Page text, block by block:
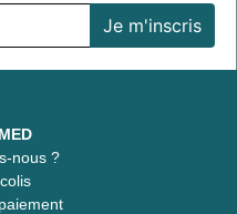
nous ?